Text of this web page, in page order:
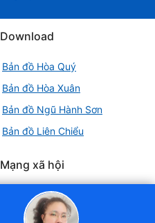
Download
Bản đồ Hòa Quý
Bản đồ Hòa Xuân
Bản đồ Ngũ Hành Sơn
Bản đồ Liên Chiểu
Mạng xã hội